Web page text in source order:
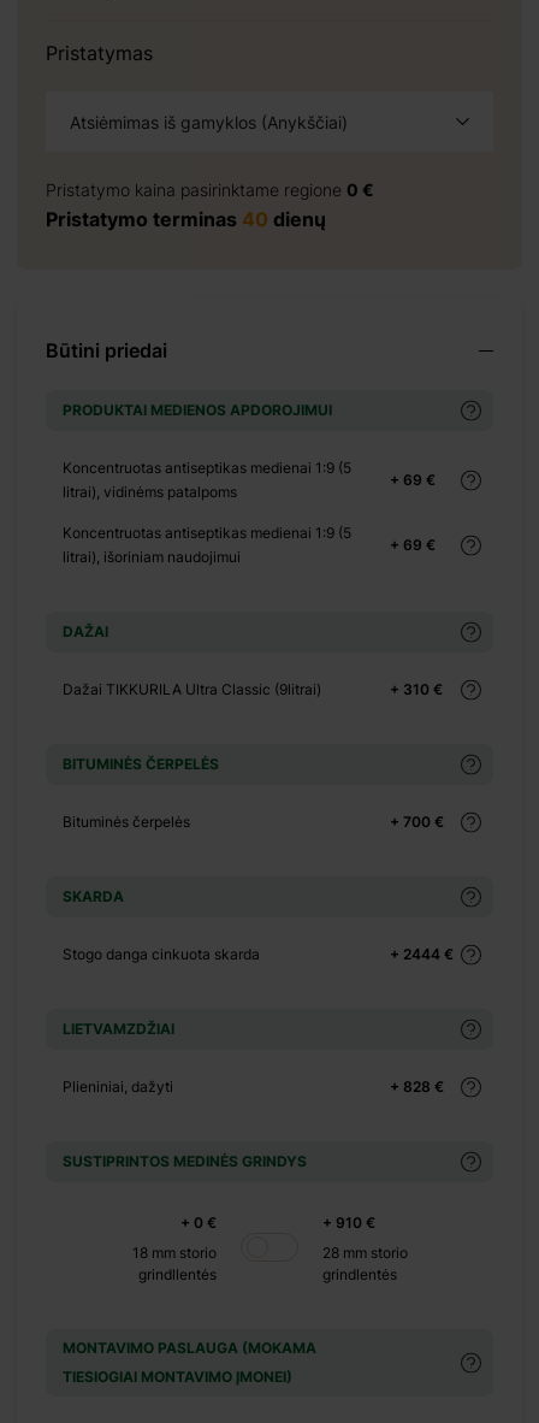
Pristatymas
Atsiėmimas iš gamyklos (Anykščiai)
Pristatymo kaina pasirinktame regione 0 €
Pristatymo terminas 40 dienų
Būtini priedai
PRODUKTAI MEDIENOS APDOROJIMUI
+ 69 €
Koncentruotas antiseptikas medienai 1:9 (5
litrai), vidinėms patalpoms
+ 69 €
Koncentruotas antiseptikas medienai 1:9 (5
litrai), išoriniam naudojimui
DAŽAI
+ 310 €
Dažai TIKKURILA Ultra Classic (9litrai)
BITUMINĖS ČERPELĖS
+ 700 €
Bituminės čerpelės
SKARDA
+ 2444 €
Stogo danga cinkuota skarda
LIETVAMZDŽIAI
+ 828 €
Plieniniai, dažyti
SUSTIPRINTOS MEDINĖS GRINDYS
+ 0 €
18 mm storio
grindllentės
+ 910 €
28 mm storio
grindlentės
MONTAVIMO PASLAUGA (MOKAMA
TIESIOGIAI MONTAVIMO ĮMONEI)
+ 2444 €
+ 910 €
+ 5207 €
+ 0 €
+ 0 €
+ 0 €
+ 0 €
+ 0 €
+ 500 €
+ 0 €
+ 1100 €